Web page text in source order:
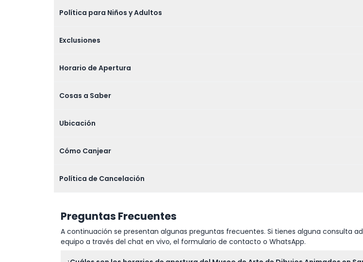
Política para Niños y Adultos
Exclusiones
Horario de Apertura
Cosas a Saber
Ubicación
Cómo Canjear
Política de Cancelación
Preguntas Frecuentes
A continuación se presentan algunas preguntas frecuentes. Si tienes alguna consulta
equipo a través del chat en vivo, el formulario de contacto o WhatsApp.